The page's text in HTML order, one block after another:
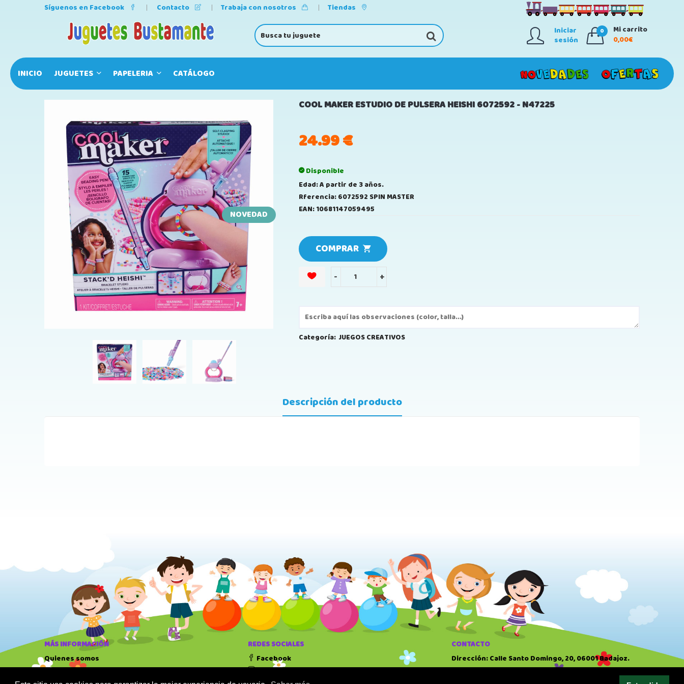
Síguenos en Facebook Contacto Trabaja con nosotros Tiendas
Iniciar
sesión
0
Mi carrito
0,00€
INICIO JUGUETES PAPELERIA CATÁLOGO
NOVEDAD
COOL MAKER ESTUDIO DE PULSERA HEISHI 6072592 - N47225
24.99€
Disponible
Edad: A partir de 3 años.
Rferencia: 6072592 SPIN MASTER
EAN: 10681147059495
COMPRAR
- +
Categoría: JUEGOS CREATIVOS
Descripción del producto
MÁS INFORMACIÓN
Quienes somos
Política de privacidad
REDES SOCIALES
Facebook
Instagram
CONTACTO
Dirección: Calle Santo Domingo, 20, 06001 Badajoz.